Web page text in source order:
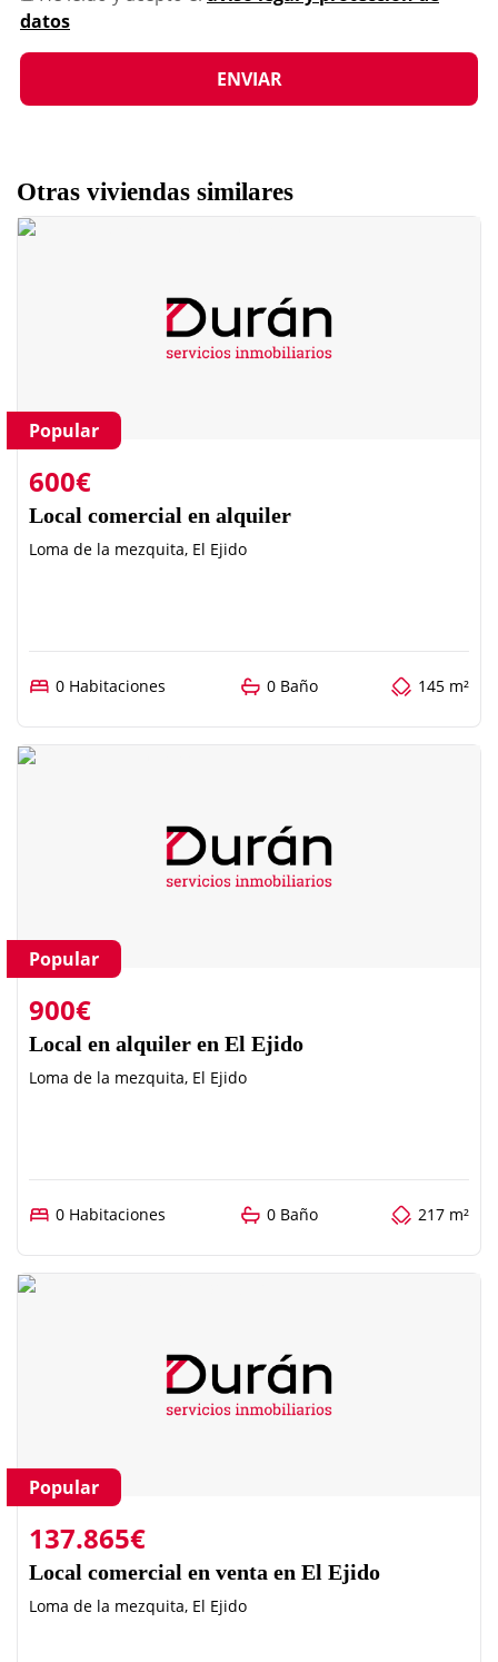
datos
Otras viviendas similares
Popular
600€
Local comercial en alquiler
Loma de la mezquita, El Ejido
0 Habitaciones 0 Baño 145 m²
Popular
900€
Local en alquiler en El Ejido
Loma de la mezquita, El Ejido
0 Habitaciones 0 Baño 217 m²
Popular
137.865€
Local comercial en venta en El Ejido
Loma de la mezquita, El Ejido